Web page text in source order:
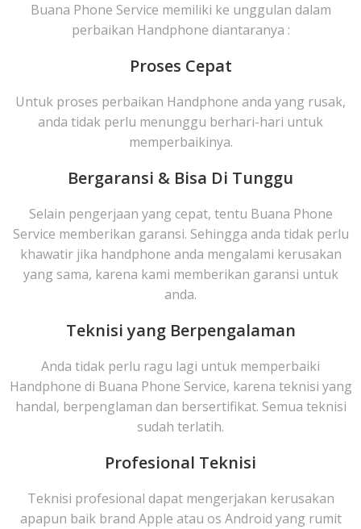
Buana Phone Service memiliki ke unggulan dalam
perbaikan Handphone diantaranya :
Proses Cepat
Untuk proses perbaikan Handphone anda yang rusak,
anda tidak perlu menunggu berhari-hari untuk
memperbaikinya.
Bergaransi & Bisa Di Tunggu
Selain pengerjaan yang cepat, tentu Buana Phone
Service memberikan garansi. Sehingga anda tidak perlu
khawatir jika handphone anda mengalami kerusakan
yang sama, karena kami memberikan garansi untuk
anda.
Teknisi yang Berpengalaman
Anda tidak perlu ragu lagi untuk memperbaiki
Handphone di Buana Phone Service, karena teknisi yang
handal, berpenglaman dan bersertifikat. Semua teknisi
sudah terlatih.
Profesional Teknisi
Teknisi profesional dapat mengerjakan kerusakan
apapun baik brand Apple atau os Android yang rumit